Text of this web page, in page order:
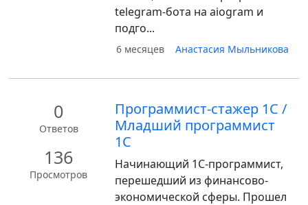
telegram-бота на aiogram и
подго...
6 месяцев Анастасия Мыльникова
0
Ответов
136
Просмотров
Программист-стажер 1С /
Младший программист
1С
Начинающий 1С-программист,
перешедший из финансово-
экономической сферы. Прошел